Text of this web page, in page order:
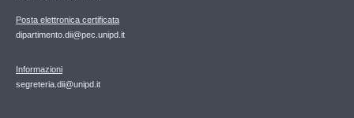
Posta elettronica certificata
dipartimento.dii@pec.unipd.it
Informazioni
segreteria.dii@unipd.it